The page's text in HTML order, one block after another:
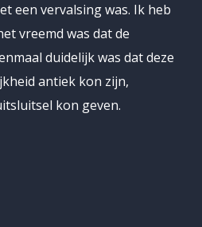
een vervalsing was. Ik heb
vreemd was dat de
duidelijk was dat deze
antiek kon zijn,
kon geven.